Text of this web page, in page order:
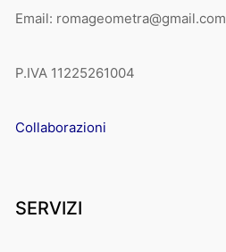
Email: romageometra@gmail.com
P.IVA 11225261004
Collaborazioni
SERVIZI